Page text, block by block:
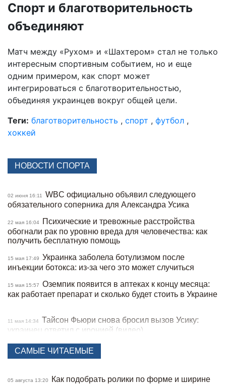
Спорт и благотворительность
объединяют
Матч между «Рухом» и «Шахтером» стал не только
интересным спортивным событием, но и еще
одним примером, как спорт может
интегрироваться с благотворительностью,
объединяя украинцев вокруг общей цели.
Теги: благотворительность , спорт , футбол ,
хоккей
НОВОСТИ СПОРТА
02 июня 16:11
WBC официально объявил следующего
обязательного соперника для Александра Усика
22 мая 16:04
Психические и тревожные расстройства
обогнали рак по уровню вреда для человечества: как
получить бесплатную помощь
15 мая 17:49
Украинка заболела ботулизмом после
инъекции ботокса: из-за чего это может случиться
15 мая 15:57
Оземпик появится в аптеках к концу месяца:
как работает препарат и сколько будет стоить в Украине
11 мая 14:34
Тайсон Фьюри снова бросил вызов Усику:
украинец ответил с иронией (видео)
12 марта 16:49
23 красные карточки на финале
бразильского чемпионата по футболу: игра
САМЫЕ ЧИТАЕМЫЕ
05 августа 13:20
Как подобрать ролики по форме и ширине